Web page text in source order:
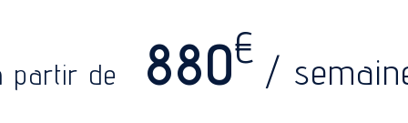
partir de 880€ /